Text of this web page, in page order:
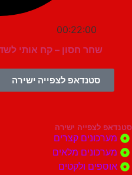
00:22:00
שחר חסון – קח אותי לשדה
סטנדאפ לצפייה ישירה
ישירה
קצרים
מלאים
ולקטים